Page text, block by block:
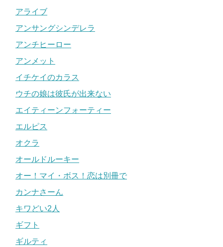
アライブ
アンサングシンデレラ
アンチヒーロー
アンメット
イチケイのカラス
ウチの娘は彼氏が出来ない
エイティーンフォーティー
エルピス
オクラ
オールドルーキー
オー！マイ・ボス！恋は別冊で
カンナさーん
キワどい2人
ギフト
ギルティ